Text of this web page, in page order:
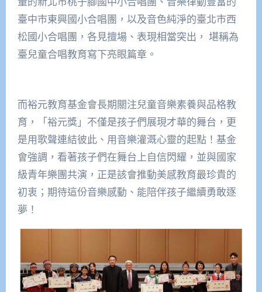
臺中市東興國小合唱團，以及音色純淨的臺北市西
松國小合唱團，各見擅場、表現相當突出， 堪稱為
臺兒童合唱教育寫下亮眼篇章。
而裕元教育基金會長期關注兒童音樂素養與品格教
育，「裕元獎」不僅是孩子們展現才華的舞台，更
是用歌聲連結彼此、用音樂灌溉心靈的起點！基金
會強調，看著孩子們在舞台上自信閃耀，並與國家
級青年樂團共演，正是該會推動美感教育最珍貴的
初衷；期待這份音樂感動、能陪伴孩子繼續勇敢逐
夢！